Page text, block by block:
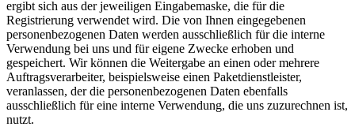
ergibt sich aus der jeweiligen Eingabemaske, die für die
Registrierung verwendet wird. Die von Ihnen eingegebenen
personenbezogenen Daten werden ausschließlich für die interne
Verwendung bei uns und für eigene Zwecke erhoben und
gespeichert. Wir können die Weitergabe an einen oder mehrere
Auftragsverarbeiter, beispielsweise einen Paketdienstleister,
veranlassen, der die personenbezogenen Daten ebenfalls
ausschließlich für eine interne Verwendung, die uns zuzurechnen ist,
nutzt.